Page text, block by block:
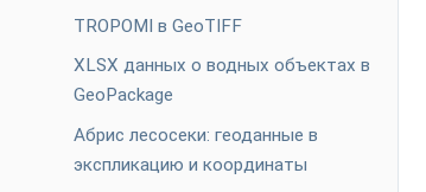
TROPOMI в GeoTIFF
XLSX данных о водных объектах в
GeoPackage
Абрис лесосеки: геоданные в
экспликацию и координаты